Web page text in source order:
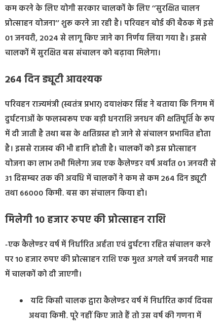
कम करने के लिए योगी सरकार चालकों के लिए ’’सुरक्षित चालन
प्रोत्साहन योजना’’ शुरू करने जा रही है। परिवहन बोर्ड की बैठक में इसे
01 जनवरी, 2024 से लागू किए जाने का निर्णय लिया गया है। इससे
चालकों में सुरक्षित बस संचालन को बढ़ावा मिलेगा।
264 दिन ड्यूटी आवश्यक
परिवहन राज्यमंत्री (स्वतंत्र प्रभार) दयाशंकर सिंह ने बताया कि निगम में
दुर्घटनाओं के फलस्वरूप एक बड़ी धनराशि जनधन की क्षतिपूर्ति के रूप
में दी जाती है तथा बस के क्षतिग्रस्त हो जाने से संचालन प्रभावित होता
है। इससे राजस्व की भी हानि होती है। चालकों को इस प्रोत्साहन
योजना का लाभ तभी मिलेगा जब एक कैलेण्डर वर्ष अर्थात 01 जनवरी से
31 दिसम्बर तक की अवधि में चालकों ने कम से कम 264 दिन ड्यूटी
तथा 66000 किमी. बस का संचालन किया हो।
मिलेगी 10 हजार रुपए की प्रोत्साहन राशि
-एक कैलेण्डर वर्ष में निर्धारित अर्हता एवं दुर्घटना रहित संचालन करने
पर 10 हजार रुपए की प्रोत्साहन राशि एक मुश्त अगले वर्ष जनवरी माह
में चालकों को दी जाएगी।
यदि किसी चालक द्वारा कैलेण्डर वर्ष में निर्धारित कार्य दिवस
अथवा किमी. पूरे नहीं किए जाते हैं तो उस वर्ष की गणना में